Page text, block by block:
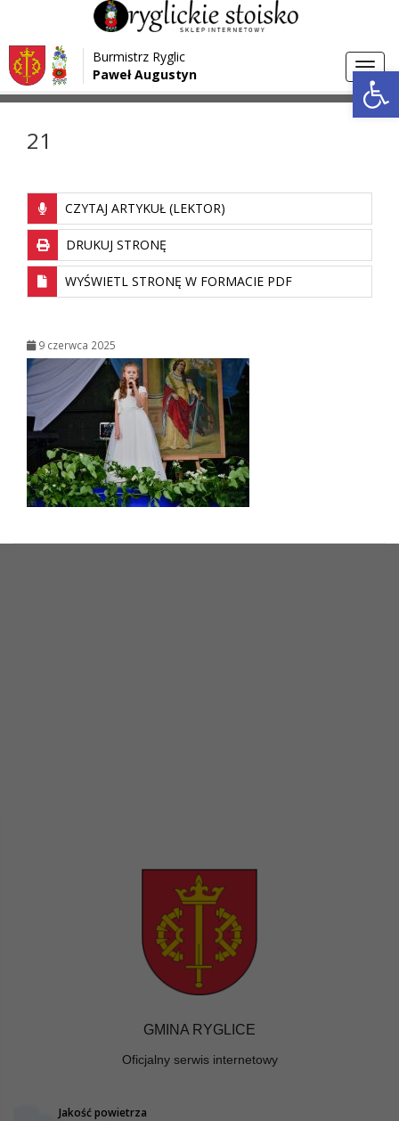
Przejdź do menu
Przejdź do głównej treści strony
Przejdź do stopki strony
Burmistrz Ryglic
Paweł Augustyn
Strona główna > Media >
21
CZYTAJ ARTYKUŁ (LEKTOR)
DRUKUJ STRONĘ
WYŚWIETL STRONĘ W FORMACIE PDF
9 czerwca 2025
GMINA RYGLICE
Oficjalny serwis internetowy